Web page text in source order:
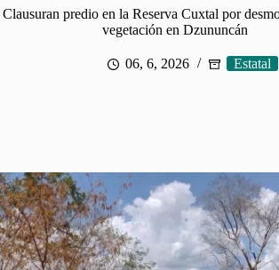
Clausuran predio en la Reserva Cuxtal por
vegetación en Dzununcán
06, 6, 2026 Estatal